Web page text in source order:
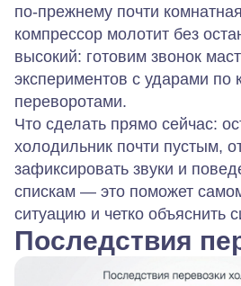
по‑прежнему почти
компрессор молотит без
высокий: готовим звонок
экспериментов с ударами по
переворотами.
Что сделать прямо сейчас:
холодильник почти пустым,
зафиксировать звуки и
спискам — это поможет
ситуацию и четко объяснить
Последствия